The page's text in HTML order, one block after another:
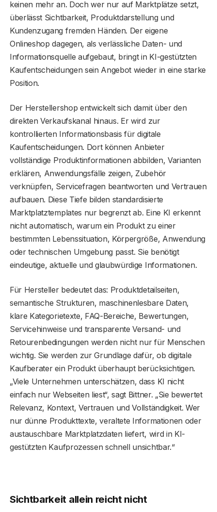
keinen mehr an. Doch wer nur auf Marktplätze setzt,
überlässt Sichtbarkeit, Produktdarstellung und
Kundenzugang fremden Händen. Der eigene
Onlineshop dagegen, als verlässliche Daten- und
Informationsquelle aufgebaut, bringt in KI-gestützten
Kaufentscheidungen sein Angebot wieder in eine starke
Position.
Der Herstellershop entwickelt sich damit über den
direkten Verkaufskanal hinaus. Er wird zur
kontrollierten Informationsbasis für digitale
Kaufentscheidungen. Dort können Anbieter
vollständige Produktinformationen abbilden, Varianten
erklären, Anwendungsfälle zeigen, Zubehör
verknüpfen, Servicefragen beantworten und Vertrauen
aufbauen. Diese Tiefe bilden standardisierte
Marktplatztemplates nur begrenzt ab. Eine KI erkennt
nicht automatisch, warum ein Produkt zu einer
bestimmten Lebenssituation, Körpergröße, Anwendung
oder technischen Umgebung passt. Sie benötigt
eindeutige, aktuelle und glaubwürdige Informationen.
Für Hersteller bedeutet das: Produktdetailseiten,
semantische Strukturen, maschinenlesbare Daten,
klare Kategorietexte, FAQ-Bereiche, Bewertungen,
Servicehinweise und transparente Versand- und
Retourenbedingungen werden nicht nur für Menschen
wichtig. Sie werden zur Grundlage dafür, ob digitale
Kaufberater ein Produkt überhaupt berücksichtigen.
„Viele Unternehmen unterschätzen, dass KI nicht
einfach nur Webseiten liest“, sagt Bittner. „Sie bewertet
Relevanz, Kontext, Vertrauen und Vollständigkeit. Wer
nur dünne Produkttexte, veraltete Informationen oder
austauschbare Marktplatzdaten liefert, wird in KI-
gestützten Kaufprozessen schnell unsichtbar.“
Sichtbarkeit allein reicht nicht